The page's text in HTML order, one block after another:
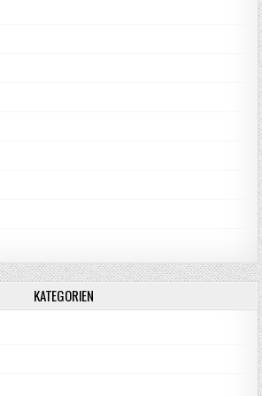
KATEGORIEN